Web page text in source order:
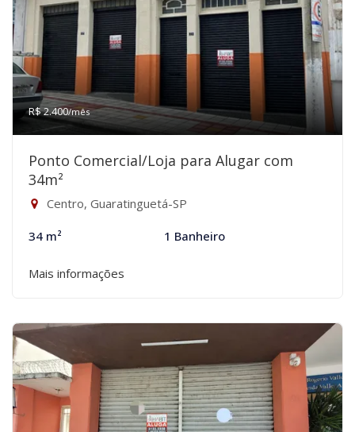
R$ 2.400/mês
Ponto Comercial/Loja para Alugar com
34m²
Centro, Guaratinguetá-SP
34 m² 1 Banheiro
Mais informações